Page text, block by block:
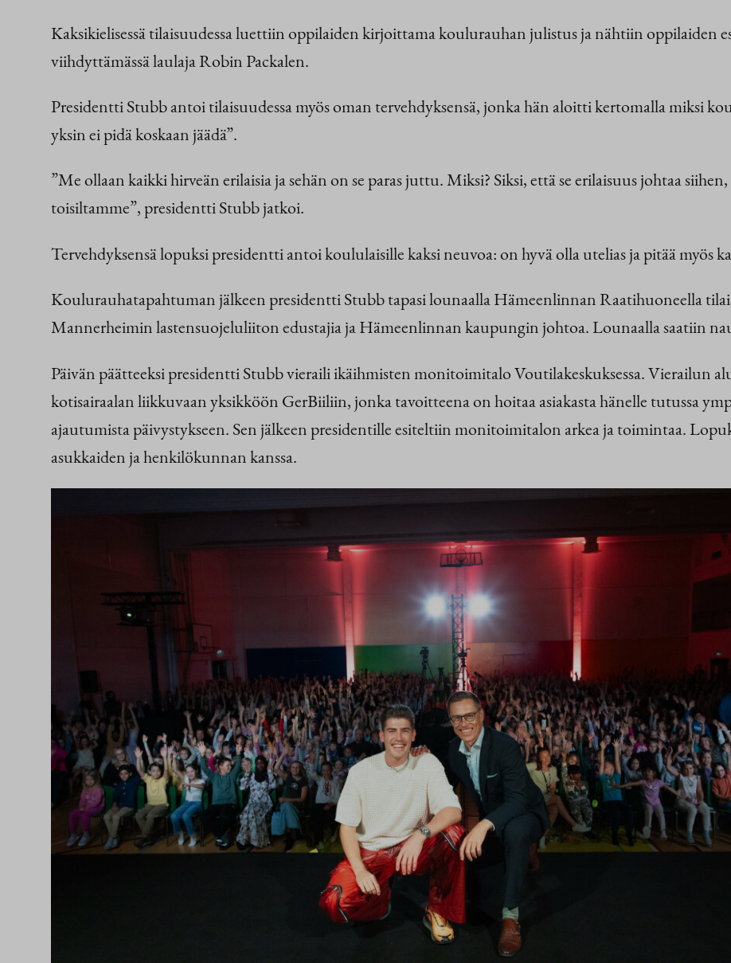
Kaksikielisessä tilaisuudessa luettiin oppilaiden kirjoittama koulurauhan julistus ja nähtiin oppilaiden
viihdyttämässä laulaja Robin Packalen.
Presidentti Stubb antoi tilaisuudessa myös oman tervehdyksensä, jonka hän aloitti kertomalla miksi
yksin ei pidä koskaan jäädä”.
”Me ollaan kaikki hirveän erilaisia ja sehän on se paras juttu. Miksi? Siksi, että se erilaisuus johtaa
toisiltamme”, presidentti Stubb jatkoi.
Tervehdyksensä lopuksi presidentti antoi koululaisille kaksi neuvoa: on hyvä olla utelias ja pitää myös
Koulurauhatapahtuman jälkeen presidentti Stubb tapasi lounaalla Hämeenlinnan Raatihuoneella
Mannerheimin lastensuojeluliiton edustajia ja Hämeenlinnan kaupungin johtoa. Lounaalla saatiin
Päivän päätteeksi presidentti Stubb vieraili ikäihmisten monitoimitalo Voutilakeskuksessa. Vierailun
kotisairaalan liikkuvaan yksikköön GerBiiliin, jonka tavoitteena on hoitaa asiakasta hänelle tutussa
ajautumista päivystykseen. Sen jälkeen presidentille esiteltiin monitoimitalon arkea ja toimintaa.
asukkaiden ja henkilökunnan kanssa.